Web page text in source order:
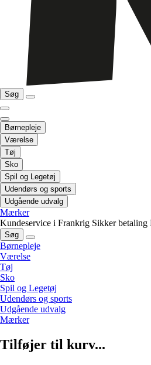
Søg
Børnepleje
Værelse
Tøj
Sko
Spil og Legetøj
Udendørs og sports
Udgående udvalg
Mærker
Kundeservice i Frankrig Sikker betaling
Søg
Børnepleje
Værelse
Tøj
Sko
Spil og Legetøj
Udendørs og sports
Udgående udvalg
Mærker
Tilføjer til kurv...